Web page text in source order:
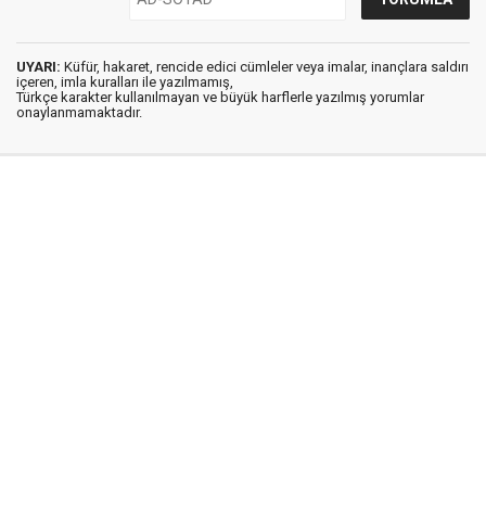
UYARI: Küfür, hakaret, rencide edici cümleler veya imalar, inançlara saldırı
içeren, imla kuralları ile yazılmamış,
Türkçe karakter kullanılmayan ve büyük harflerle yazılmış yorumlar
onaylanmamaktadır.